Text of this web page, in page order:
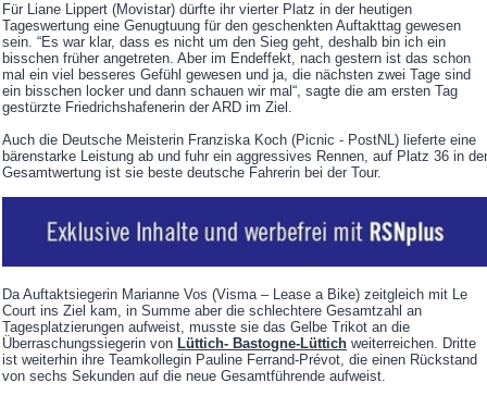
Für Liane Lippert (Movistar) dürfte ihr vierter Platz in der heutigen
Tageswertung eine Genugtuung für den geschenkten Auftakttag gewesen
sein. “Es war klar, dass es nicht um den Sieg geht, deshalb bin ich ein
bisschen früher angetreten. Aber im Endeffekt, nach gestern ist das schon
mal ein viel besseres Gefühl gewesen und ja, die nächsten zwei Tage sind
ein bisschen locker und dann schauen wir mal“, sagte die am ersten Tag
gestürzte Friedrichshafenerin der ARD im Ziel.
Auch die Deutsche Meisterin Franziska Koch (Picnic - PostNL) lieferte eine
bärenstarke Leistung ab und fuhr ein aggressives Rennen, auf Platz 36 in der
Gesamtwertung ist sie beste deutsche Fahrerin bei der Tour.
Da Auftaktsiegerin Marianne Vos (Visma – Lease a Bike) zeitgleich mit Le
Court ins Ziel kam, in Summe aber die schlechtere Gesamtzahl an
Tagesplatzierungen aufweist, musste sie das Gelbe Trikot an die
Überraschungssiegerin von Lüttich- Bastogne-Lüttich weiterreichen. Dritte
ist weiterhin ihre Teamkollegin Pauline Ferrand-Prévot, die einen Rückstand
von sechs Sekunden auf die neue Gesamtführende aufweist.